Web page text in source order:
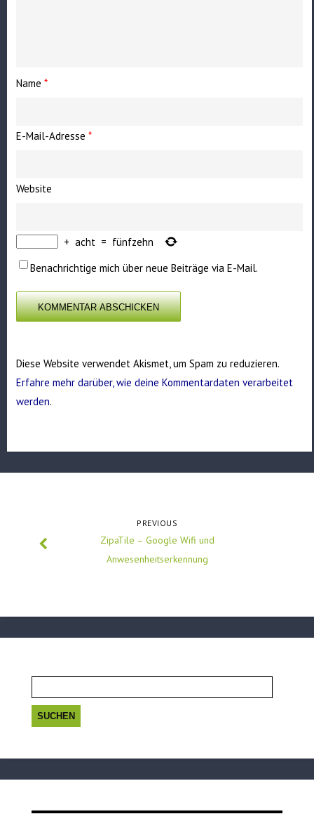
Name*
E-Mail-Adresse*
Website
+ acht = fünfzehn
Benachrichtige mich über neue Beiträge via E-Mail.
Diese Website verwendet Akismet, um Spam zu reduzieren.
Erfahre mehr darüber, wie deine Kommentardaten verarbeitet
werden.
PREVIOUS
ZipaTile – Google Wifi und
Anwesenheitserkennung